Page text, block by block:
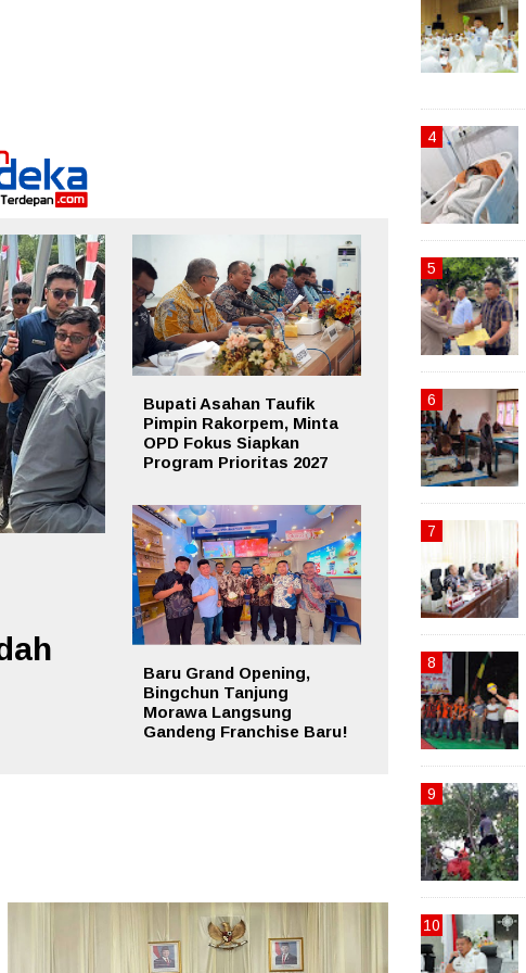
Bupati Asahan Taufik
Pimpin Rakorpem, Minta
OPD Fokus Siapkan
Program Prioritas 2027
Baru Grand Opening,
Bingchun Tanjung
Morawa Langsung
Gandeng Franchise Baru!